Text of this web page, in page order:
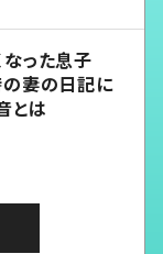
なった息子
妻の日記に
とは